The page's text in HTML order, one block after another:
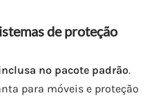
de proteção
no pacote padrão.
para móveis e proteção